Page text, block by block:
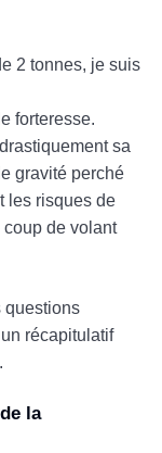
2 tonnes, je suis
forteresse.
sa
gravité perché
les risques de
coup de volant
questions
récapitulatif
la